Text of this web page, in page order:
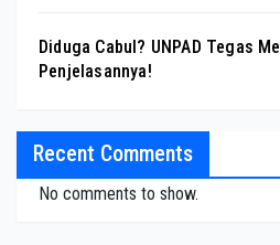
Diduga Cabul? UNPAD Tegas
Penjelasannya!
Recent Comments
No comments to show.